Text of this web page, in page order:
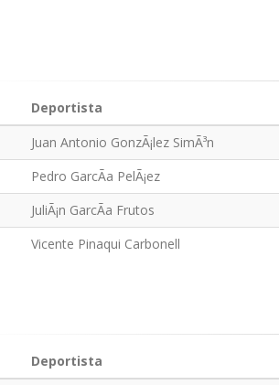
Deportista
Juan Antonio GonzÃ¡lez SimÃ³n
Pedro GarcÃ­a PelÃ¡ez
JuliÃ¡n GarcÃ­a Frutos
Vicente Pinaqui Carbonell
Deportista